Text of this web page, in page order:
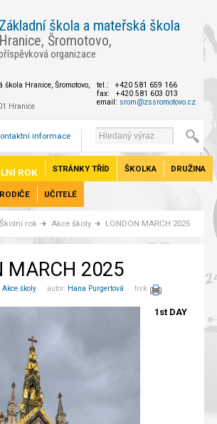
Základní škola a mateřská škola
Hranice, Šromotovo,
organizace
Hranice, Šromotovo,
Hranice
tel.: +420 581 659 166
fax: +420 581 603 013
email: srom@zssromotovo.cz
informace
ROK STRÁNKY TŘÍD ŠKOLKA DRUŽINA
RODIČE UČITELÉ
Školní rok Akce školy LONDON MARCH 2025
MARCH 2025
Akce školy autor: Hana Purgertová tisk:
1st DAY